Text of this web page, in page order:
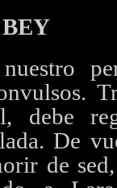
debe
De
de